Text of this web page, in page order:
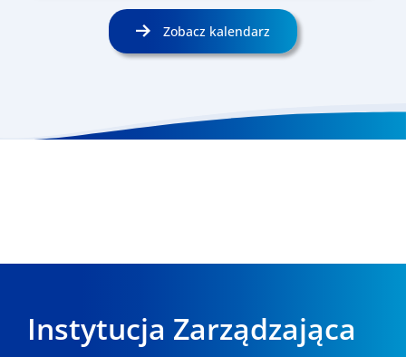
Zobacz kalendarz
Instytucja Zarządzająca